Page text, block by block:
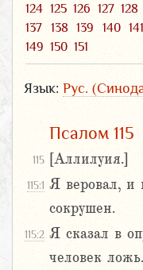
124 125 126 127 128
137
138 139 140 141
149 150 151
Язык: Рус.
Псалом 115
115 [Аллилуия.]
115:1 Я веровал, и
сокрушен.
115:2 Я сказал в
человек ложь.